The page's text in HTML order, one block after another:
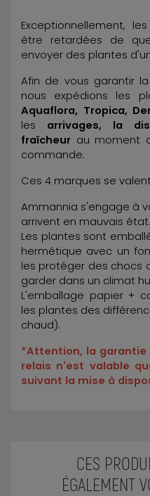
Exceptionnellement,
être retardées de
envoyer des plantes
Afin de vous garantir
nous expédions les
Aquaflora, Tropica,
les arrivages, la
fraîcheur au moment
commande.
Ces 4 marques se
Ammannia s'engage à
arrivent en mauvais état.
Les plantes sont
hermétique avec un
les protéger des chocs
garder dans un climat
L'emballage papier +
les plantes des
chaud).
*Attention, la garantie
relais n'est valable
suivant la mise à
CES
ÉGALEMENT